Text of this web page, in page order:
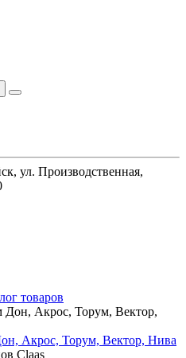
ул. Производственная,
товаров
Акрос, Торум, Вектор, Нива